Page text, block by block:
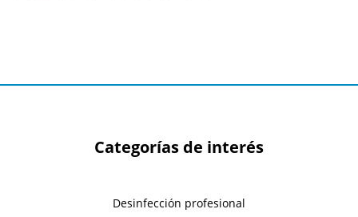
Categorías de interés
Desinfección profesional